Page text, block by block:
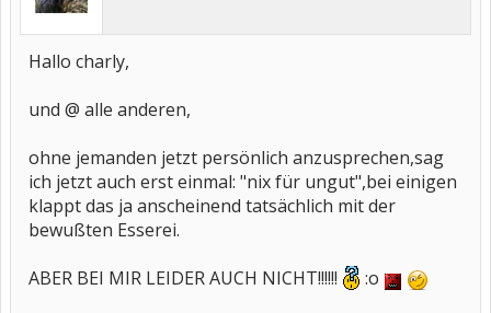
Hallo charly,
und @ alle anderen,
ohne jemanden jetzt persönlich anzusprechen,sag
ich jetzt auch erst einmal: "nix für ungut",bei einigen
klappt das ja anscheinend tatsächlich mit der
bewußten Esserei.
ABER BEI MIR LEIDER AUCH NICHT!!!!!!
:o